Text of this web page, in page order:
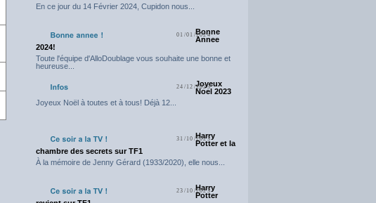
En ce jour du 14 Février 2024, Cupidon nous...
01/01/2024
Bonne
Annee
2024!
Toute l'équipe d'AlloDoublage vous souhaite une bonne et
heureuse...
24/12/2023
Joyeux
Noel 2023
Joyeux Noël à toutes et à tous! Déjà 12...
31/10/2023
Harry
Potter et la
chambre des secrets sur TF1
À la mémoire de Jenny Gérard (1933/2020), elle nous...
23/10/2023
Harry
Potter